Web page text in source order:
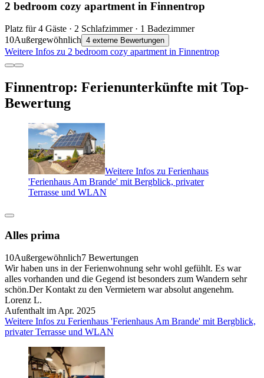
2 bedroom cozy apartment in Finnentrop
Platz für 4 Gäste · 2 Schlafzimmer · 1 Badezimmer
10Außergewöhnlich 4 externe Bewertungen
Weitere Infos zu 2 bedroom cozy apartment in Finnentrop
Finnentrop: Ferienunterkünfte mit Top-
Bewertung
Weitere Infos zu Ferienhaus
'Ferienhaus Am Brande' mit Bergblick, privater
Terrasse und WLAN
Alles prima
10Außergewöhnlich7 Bewertungen
Wir haben uns in der Ferienwohnung sehr wohl gefühlt. Es war
alles vorhanden und die Gegend ist besonders zum Wandern sehr
schön.Der Kontakt zu den Vermietern war absolut angenehm.
Lorenz L.
Aufenthalt im Apr. 2025
Weitere Infos zu Ferienhaus 'Ferienhaus Am Brande' mit Bergblick,
privater Terrasse und WLAN